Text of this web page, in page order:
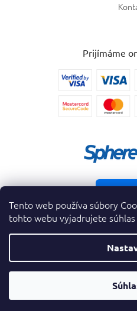
Tento web používa súbory
tohto webu vyjadrujete
Prijímáme
Vytvoril Shoptet
Copyright 2026